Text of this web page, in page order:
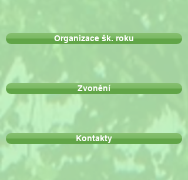
Organizace šk. roku
Zvonění
Kontakty